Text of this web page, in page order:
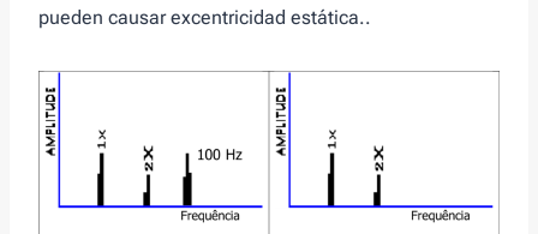
pueden causar excentricidad estática..